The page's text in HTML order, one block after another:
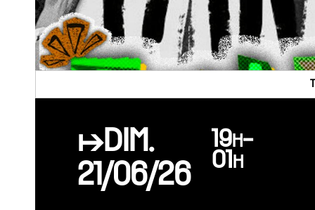
↦DIM.
21/06/26
19h-
01h